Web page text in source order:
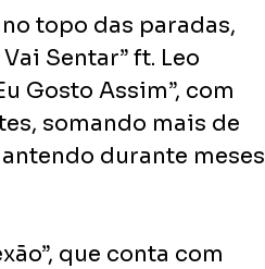
topo das paradas,
Sentar” ft. Leo
Gosto Assim”, com
somando mais de
durante meses
que conta com